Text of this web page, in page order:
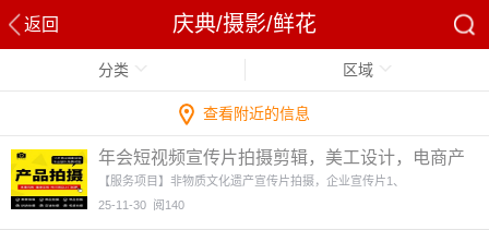
返回 庆典/摄影/鲜花
分类 区域
查看附近的信息
年会短视频宣传片拍摄剪辑，美工设计，电商产
品摄影，周岁礼跟拍3图
【服务项目】非物质文化遗产宣传片拍摄，企业宣传片1、
25-11-30 阅140